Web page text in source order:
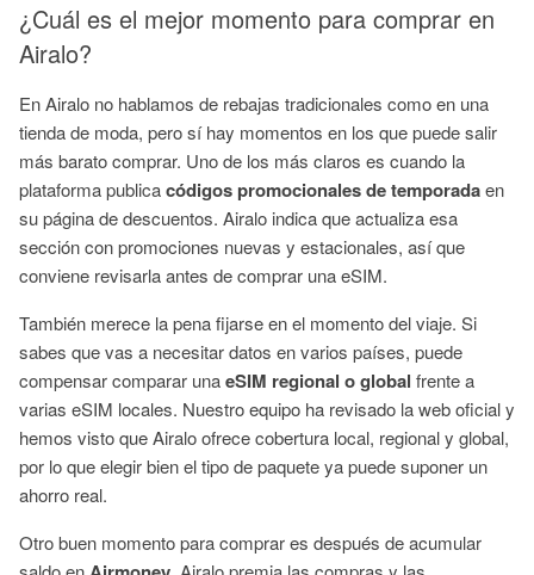
¿Cuál es el mejor momento para comprar en
Airalo?
En Airalo no hablamos de rebajas tradicionales como en una
tienda de moda, pero sí hay momentos en los que puede salir
más barato comprar. Uno de los más claros es cuando la
plataforma publicacódigos promocionales de temporadaen
su página de descuentos. Airalo indica que actualiza esa
sección con promociones nuevas y estacionales, así que
conviene revisarla antes de comprar una eSIM.
También merece la pena fijarse en el momento del viaje. Si
sabes que vas a necesitar datos en varios países, puede
compensar comparar unaeSIM regional o global frente a
varias eSIM locales. Nuestro equipo ha revisado la web oficial y
hemos visto que Airalo ofrece cobertura local, regional y global,
por lo que elegir bien el tipo de paquete ya puede suponer un
ahorro real.
Otro buen momento para comprar es después de acumular